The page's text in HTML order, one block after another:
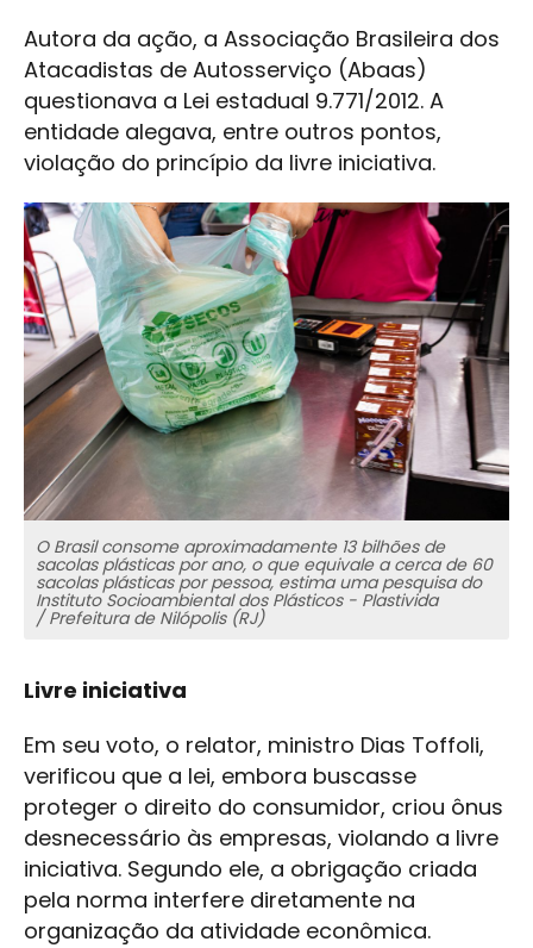
Autora da ação, a Associação Brasileira dos
Atacadistas de Autosserviço (Abaas)
questionava a Lei estadual 9.771/2012. A
entidade alegava, entre outros pontos,
violação do princípio da livre iniciativa.
O Brasil consome aproximadamente 13 bilhões de
sacolas plásticas por ano, o que equivale a cerca de 60
sacolas plásticas por pessoa, estima uma pesquisa do
Instituto Socioambiental dos Plásticos - Plastivida
/ Prefeitura de Nilópolis (RJ)
Livre iniciativa
Em seu voto, o relator, ministro Dias Toffoli,
verificou que a lei, embora buscasse
proteger o direito do consumidor, criou ônus
desnecessário às empresas, violando a livre
iniciativa. Segundo ele, a obrigação criada
pela norma interfere diretamente na
organização da atividade econômica.